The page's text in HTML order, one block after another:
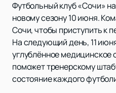
Футбольный клуб «Сочи»
новому сезону 10 июня.
Сочи, чтобы приступить к
На следующий день, 11
углублённое медицинское
поможет тренерскому
состояние каждого